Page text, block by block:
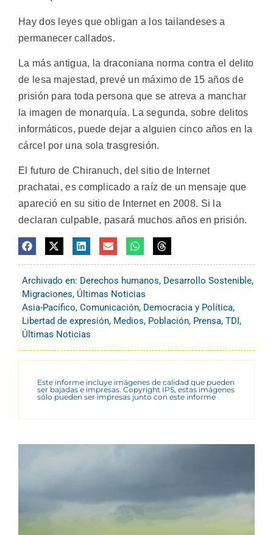
Hay dos leyes que obligan a los tailandeses a
permanecer callados.
La más antigua, la draconiana norma contra el delito
de lesa majestad, prevé un máximo de 15 años de
prisión para toda persona que se atreva a manchar
la imagen de monarquía. La segunda, sobre delitos
informáticos, puede dejar a alguien cinco años en la
cárcel por una sola trasgresión.
El futuro de Chiranuch, del sitio de Internet
prachatai, es complicado a raíz de un mensaje que
apareció en su sitio de Internet en 2008. Si la
declaran culpable, pasará muchos años en prisión.
Archivado en: Derechos humanos, Desarrollo Sostenible,
Migraciones, Últimas Noticias
Asia-Pacífico, Comunicación, Democracia y Política,
Libertad de expresión, Medios, Población, Prensa, TDI,
Últimas Noticias
Este informe incluye imágenes de calidad que pueden
ser bajadas e impresas. Copyright IPS, estas imágenes
sólo pueden ser impresas junto con este informe